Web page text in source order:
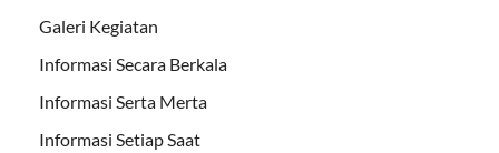
Galeri Kegiatan
Informasi Secara Berkala
Informasi Serta Merta
Informasi Setiap Saat